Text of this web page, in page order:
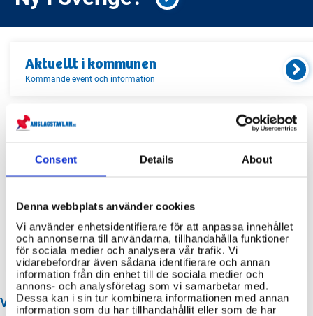
Consent Details About
Denna webbplats använder cookies
Vi använder enhetsidentifierare för att anpassa innehållet
och annonserna till användarna, tillhandahålla funktioner
för sociala medier och analysera vår trafik. Vi
vidarebefordrar även sådana identifierare och annan
information från din enhet till de sociala medier och
annons- och analysföretag som vi samarbetar med.
Dessa kan i sin tur kombinera informationen med annan
information som du har tillhandahållit eller som de har
Aktuellt i kommunen
Kommande event och information
Relaterade länkar
Servicekontor
Idrottsanläggningar
Återvinningscentraler
VANLIGA FRÅGOR OM PERSTORP KOMMUN